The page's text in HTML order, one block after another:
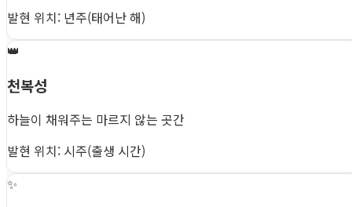
발현 위치: 년주(태어난 해)
👑
천복성
하늘이 채워주는 마르지 않는 곳간
발현 위치: 시주(출생 시간)
✨